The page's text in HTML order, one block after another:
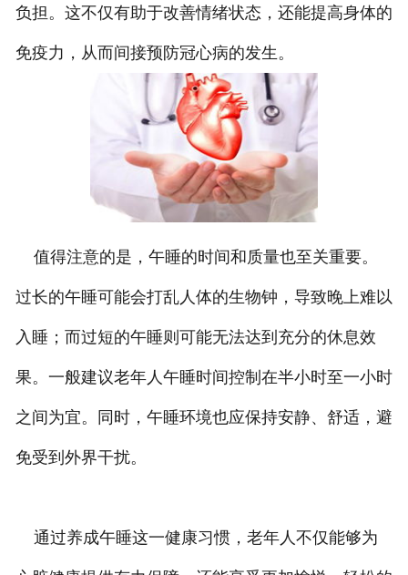
负担。这不仅有助于改善情绪状态，还能提高身体的
免疫力，从而间接预防冠心病的发生。
值得注意的是，午睡的时间和质量也至关重要。
过长的午睡可能会打乱人体的生物钟，导致晚上难以
入睡；而过短的午睡则可能无法达到充分的休息效
果。一般建议老年人午睡时间控制在半小时至一小时
之间为宜。同时，午睡环境也应保持安静、舒适，避
免受到外界干扰。
通过养成午睡这一健康习惯，老年人不仅能够为